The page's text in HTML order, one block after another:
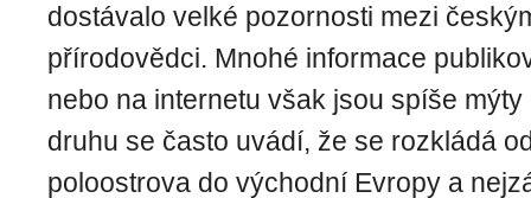
dostávalo velké pozornosti mezi
přírodovědci. Mnohé informace
nebo na internetu však jsou spíše
druhu se často uvádí, že se rozkládá
poloostrova do východní Evropy a